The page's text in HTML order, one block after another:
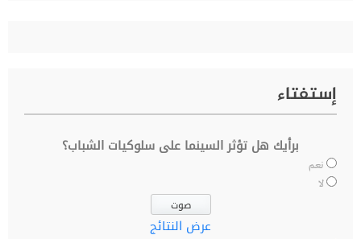
إستفتاء
برأيك هل تؤثر السينما على سلوكيات الشباب؟
نعم
لا
عرض النتائج